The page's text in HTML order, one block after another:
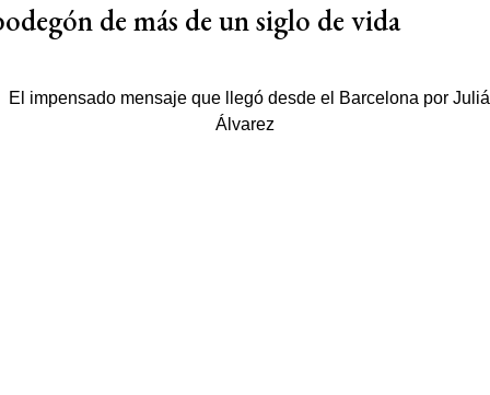
de más de un siglo de vida